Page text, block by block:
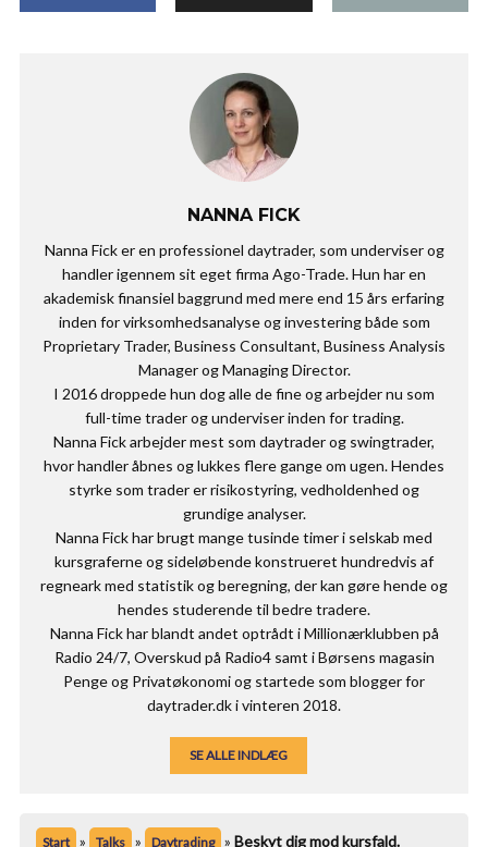
NANNA FICK
Nanna Fick er en professionel daytrader, som underviser og
handler igennem sit eget firma Ago-Trade. Hun har en
akademisk finansiel baggrund med mere end 15 års erfaring
inden for virksomhedsanalyse og investering både som
Proprietary Trader, Business Consultant, Business Analysis
Manager og Managing Director.
I 2016 droppede hun dog alle de fine og arbejder nu som
full-time trader og underviser inden for trading.
Nanna Fick arbejder mest som daytrader og swingtrader,
hvor handler åbnes og lukkes flere gange om ugen. Hendes
styrke som trader er risikostyring, vedholdenhed og
grundige analyser.
Nanna Fick har brugt mange tusinde timer i selskab med
kursgraferne og sideløbende konstrueret hundredvis af
regneark med statistik og beregning, der kan gøre hende og
hendes studerende til bedre tradere.
Nanna Fick har blandt andet optrådt i Millionærklubben på
Radio 24/7, Overskud på Radio4 samt i Børsens magasin
Penge og Privatøkonomi og startede som blogger for
daytrader.dk i vinteren 2018.
SE ALLE INDLÆG
Start » Talks » Daytrading » Beskyt dig mod kursfald.